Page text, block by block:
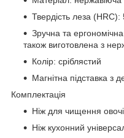
Твердість леза (HRC):
Зручна та
також виготовлена з
Колір: сріблястий
Магнітна підставка з
Комплектація
Ніж для чищення
Ніж кухонний